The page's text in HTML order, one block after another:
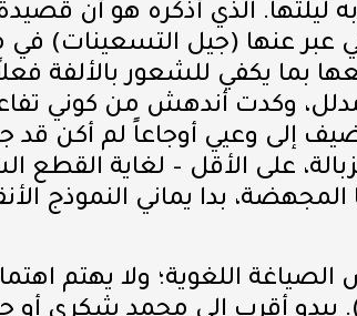
ليلتها. الذي أذكره هو أن
عبر عنها (جيل التسعينات) في
بما يكفي للشعور بالألفة
وكدت أندهش من كوني
إلى وعيي أوجاعاً لم أكن قد
الزبالة، على الأقل – لغاية
بدا يماني النموذج
اللغوية؛ ولا يهتم